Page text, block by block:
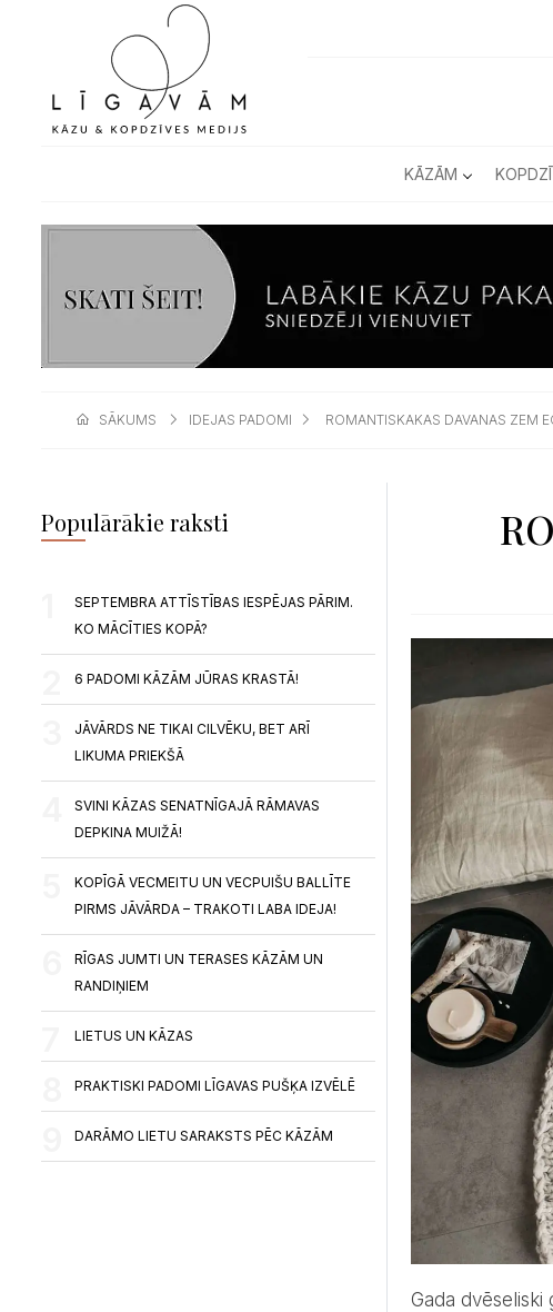
KĀZĀM
SĀKUMS IDEJAS PADOMI ROMANTISKAKAS DAVANAS ZEM
Populārākie raksti
SEPTEMBRA ATTĪSTĪBAS IESPĒJAS PĀRIM.
KO MĀCĪTIES KOPĀ?
6 PADOMI KĀZĀM JŪRAS KRASTĀ!
JĀVĀRDS NE TIKAI CILVĒKU, BET ARĪ
LIKUMA PRIEKŠĀ
SVINI KĀZAS SENATNĪGAJĀ RĀMAVAS
DEPKINA MUIŽĀ!
KOPĪGĀ VECMEITU UN VECPUIŠU BALLĪTE
PIRMS JĀVĀRDA – TRAKOTI LABA IDEJA!
RĪGAS JUMTI UN TERASES KĀZĀM UN
RANDIŅIEM
LIETUS UN KĀZAS
PRAKTISKI PADOMI LĪGAVAS PUŠĶA IZVĒLĒ
DARĀMO LIETU SARAKSTS PĒC KĀZĀM
Gada dvēseliski gaišākie svētki tuvojas straujiem soļiem un ir īstais laiks sarūpēt sirsnīgu dāvanu, ar ko